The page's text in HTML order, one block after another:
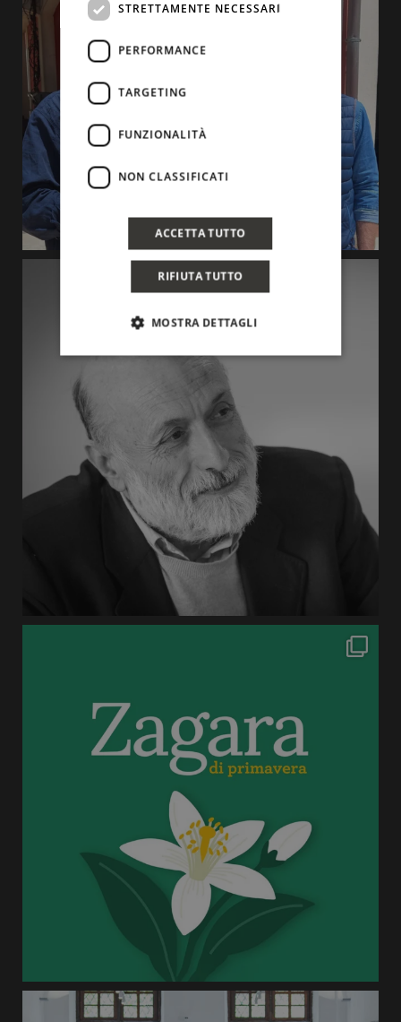
STRETTAMENTE NECESSARI
PERFORMANCE
TARGETING
FUNZIONALITÀ
NON CLASSIFICATI
ACCETTA TUTTO
RIFIUTA TUTTO
MOSTRA DETTAGLI